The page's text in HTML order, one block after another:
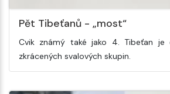
Pět Tibeťanů - „most“
Cvik známý také jako 4. Tibeťan je
zkrácených svalových skupin.